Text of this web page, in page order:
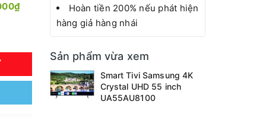
Hoàn tiền 200% nếu phát hiện
hàng giả hàng nhái
Sản phẩm vừa xem
Smart Tivi Samsung 4K
Crystal UHD 55 inch
UA55AU8100